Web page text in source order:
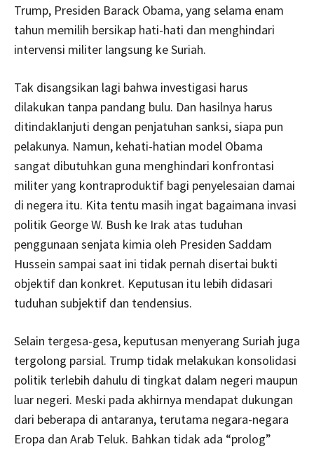
Trump, Presiden Barack Obama, yang selama enam
tahun memilih bersikap hati-hati dan menghindari
intervensi militer langsung ke Suriah.
Tak disangsikan lagi bahwa investigasi harus
dilakukan tanpa pandang bulu. Dan hasilnya harus
ditindaklanjuti dengan penjatuhan sanksi, siapa pun
pelakunya. Namun, kehati-hatian model Obama
sangat dibutuhkan guna menghindari konfrontasi
militer yang kontraproduktif bagi penyelesaian damai
di negera itu. Kita tentu masih ingat bagaimana invasi
politik George W. Bush ke Irak atas tuduhan
penggunaan senjata kimia oleh Presiden Saddam
Hussein sampai saat ini tidak pernah disertai bukti
objektif dan konkret. Keputusan itu lebih didasari
tuduhan subjektif dan tendensius.
Selain tergesa-gesa, keputusan menyerang Suriah juga
tergolong parsial. Trump tidak melakukan konsolidasi
politik terlebih dahulu di tingkat dalam negeri maupun
luar negeri. Meski pada akhirnya mendapat dukungan
dari beberapa di antaranya, terutama negara-negara
Eropa dan Arab Teluk. Bahkan tidak ada “prolog”